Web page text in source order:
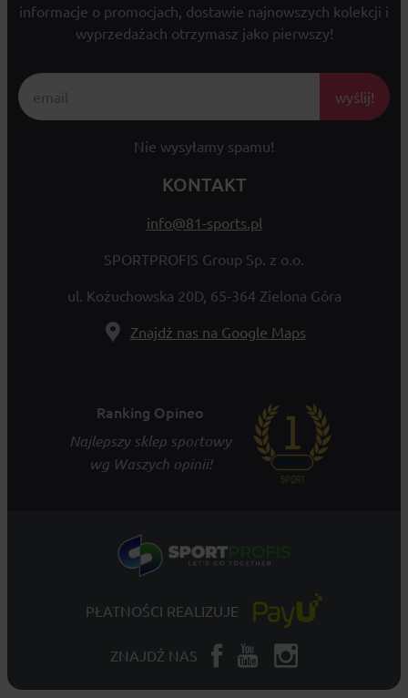
informacje o promocjach, dostawie najnowszych kolekcji i
wyprzedażach otrzymasz jako pierwszy!
wyślij!
Nie wysyłamy spamu!
KONTAKT
info@81-sports.pl
SPORTPROFIS Group Sp. z o.o.
ul. Kożuchowska 20D, 65-364 Zielona Góra
Znajdź nas na Google Maps
Ranking Opineo
Najlepszy sklep sportowy
wg Waszych opinii!
PŁATNOŚCI REALIZUJE
ZNAJDŹ NAS